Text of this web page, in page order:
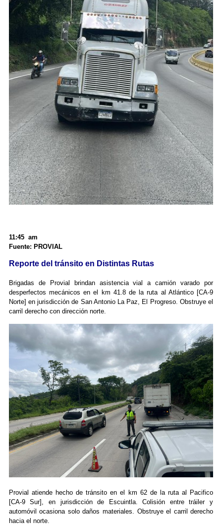
11:45 am
Fuente: PROVIAL
Reporte del tránsito en Distintas Rutas
Brigadas de Provial brindan asistencia vial a camión varado por
desperfectos mecánicos en el km 41.8 de la ruta al Atlántico [CA-9
Norte] en jurisdicción de San Antonio La Paz, El Progreso. Obstruye el
carril derecho con dirección norte.
Provial atiende hecho de tránsito en el km 62 de la ruta al Pacifico
[CA-9 Sur], en jurisdicción de Escuintla. Colisión entre tráiler y
automóvil ocasiona solo daños materiales. Obstruye el carril derecho
hacia el norte.